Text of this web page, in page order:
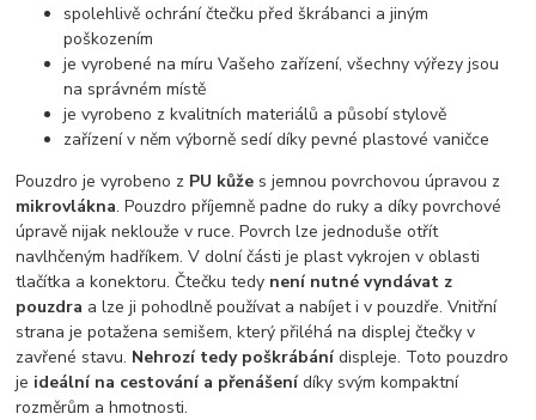
spolehlivě ochrání čtečku před škrábanci a jiným
poškozením
je vyrobené na míru Vašeho zařízení, všechny výřezy jsou
na správném místě
je vyrobeno z kvalitních materiálů a působí stylově
zařízení v něm výborně sedí díky pevné plastové vaničce
Pouzdro je vyrobeno z PU kůže s jemnou povrchovou úpravou z
mikrovlákna. Pouzdro příjemně padne do ruky a díky povrchové
úpravě nijak neklouže v ruce. Povrch lze jednoduše otřít
navlhčeným hadříkem. V dolní části je plast vykrojen v oblasti
tlačítka a konektoru. Čtečku tedy není nutné vyndávat z
pouzdra a lze ji pohodlně používat a nabíjet i v pouzdře. Vnitřní
strana je potažena semišem, který přiléhá na displej čtečky v
zavřené stavu. Nehrozí tedy poškrábánídispleje. Toto pouzdro
je ideální na cestování a přenášenídíky svým kompaktní
rozměrům a hmotnosti.